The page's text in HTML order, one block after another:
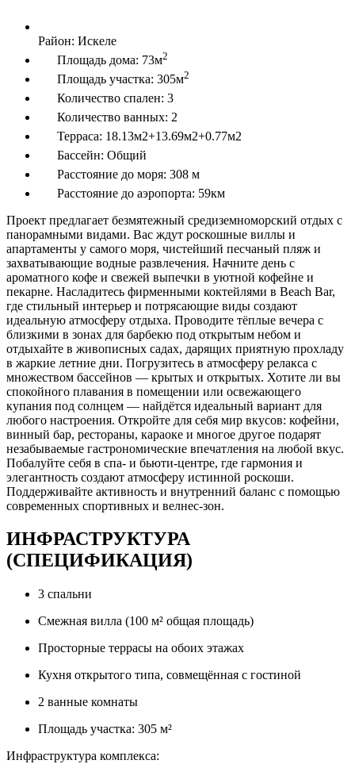
Район: Искеле
Площадь дома: 73м2
Площадь участка: 305м2
Количество спален: 3
Количество ванных: 2
Терраса: 18.13м2+13.69м2+0.77м2
Бассейн: Общий
Расстояние до моря: 308 м
Расстояние до аэропорта: 59км
Проект предлагает безмятежный средиземноморский отдых с
панорамными видами. Вас ждут роскошные виллы и
апартаменты у самого моря, чистейший песчаный пляж и
захватывающие водные развлечения. Начните день с
ароматного кофе и свежей выпечки в уютной кофейне и
пекарне. Насладитесь фирменными коктейлями в Beach Bar,
где стильный интерьер и потрясающие виды создают
идеальную атмосферу отдыха. Проводите тёплые вечера с
близкими в зонах для барбекю под открытым небом и
отдыхайте в живописных садах, дарящих приятную прохладу
в жаркие летние дни. Погрузитесь в атмосферу релакса с
множеством бассейнов — крытых и открытых. Хотите ли вы
спокойного плавания в помещении или освежающего
купания под солнцем — найдётся идеальный вариант для
любого настроения. Откройте для себя мир вкусов: кофейни,
винный бар, рестораны, караоке и многое другое подарят
незабываемые гастрономические впечатления на любой вкус.
Побалуйте себя в спа- и бьюти-центре, где гармония и
элегантность создают атмосферу истинной роскоши.
Поддерживайте активность и внутренний баланс с помощью
современных спортивных и велнес-зон.
ИНФРАСТРУКТУРА
(СПЕЦИФИКАЦИЯ)
3 спальни
Смежная вилла (100 м² общая площадь)
Просторные террасы на обоих этажах
Кухня открытого типа, совмещённая с гостиной
2 ванные комнаты
Площадь участка: 305 м²
Инфраструктура комплекса: